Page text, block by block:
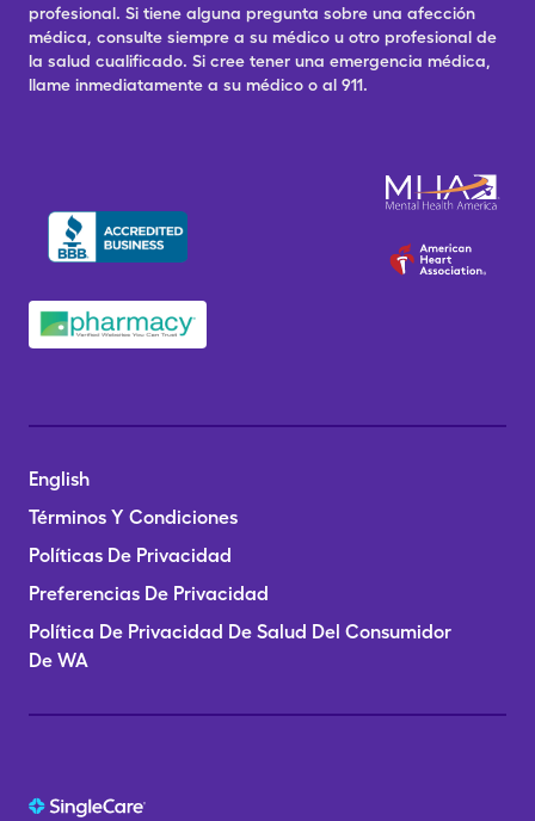
profesional. Si tiene alguna pregunta sobre una afección
médica, consulte siempre a su médico u otro profesional de
la salud cualificado. Si cree tener una emergencia médica,
llame inmediatamente a su médico o al 911.
English
Términos Y Condiciones
Políticas De Privacidad
Preferencias De Privacidad
Política De Privacidad De Salud Del Consumidor
De WA